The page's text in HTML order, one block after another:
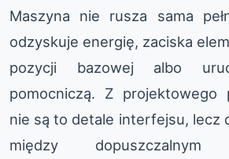
Maszyna nie rusza sama
odzyskuje energię, zaciska
pozycji bazowej albo
pomocniczą. Z projektowego
nie są to detale interfejsu, lecz
między dopuszczalnym